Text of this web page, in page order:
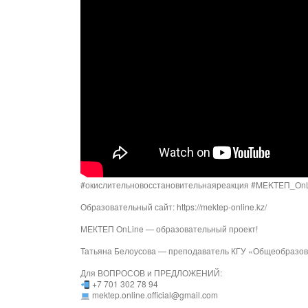
#окислительновосстановительнаяреакция
Образовательный сайт: https://mektep-online.kz/
МЕКТЕП OnLine — образовательный проект!
Татьяна Белоусова — преподаватель КГУ
Для ВОПРОСОВ и ПРЕДЛОЖЕНИЙ:
+7 701 302 78 94
mektep.online.official@gmail.com